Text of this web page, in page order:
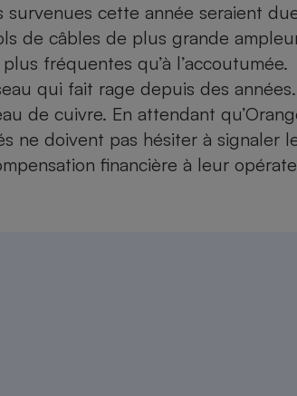
cette année seraient
de câbles de plus grande
fréquentes qu’à l’accoutumée.
qui fait rage depuis des
de cuivre. En attendant
ne doivent pas hésiter à signaler
financière à leur
Aspirateur
Lessive